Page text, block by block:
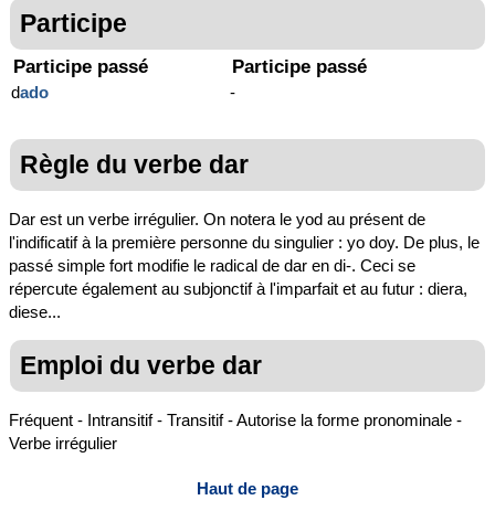
Participe
Participe passé
dado
Participe passé
-
Règle du verbe dar
Dar est un verbe irrégulier. On notera le yod au présent de
l'indificatif à la première personne du singulier : yo doy. De plus, le
passé simple fort modifie le radical de dar en di-. Ceci se
répercute également au subjonctif à l'imparfait et au futur : diera,
diese...
Emploi du verbe dar
Fréquent - Intransitif - Transitif - Autorise la forme pronominale -
Verbe irrégulier
Haut de page